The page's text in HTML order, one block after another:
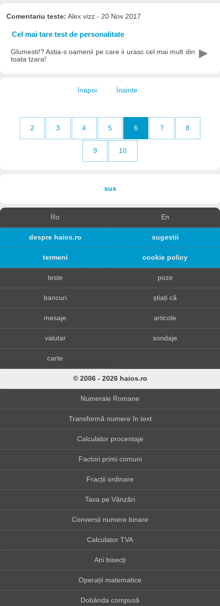
Comentariu teste: Alex vizz - 20 Nov 2017
Cel mai tare test de personalitate
Glumesti!? Astia-s oamenii pe care ii urasc cel mai mult din
toata tzara!
înapoi înainte
2 3 4 5 6 7 8
9 10
sus
Ro En
despre haios.ro sugestii
termeni cookie policy
teste poze
bancuri știați că
mesaje articole
valutar sondaje
carte
© 2006 - 2026 haios.ro
Numerale Romane
Transformă numere în text
Calculator procentaje
Factori primi comuni
Fracții ordinare
Taxa pe Vânzări
Conversii numere binare
Calculator TVA
Ani bisecți
Operații matematice
Dobânda compusă